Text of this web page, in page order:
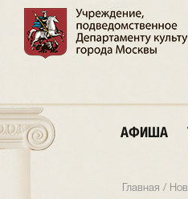
АФИША
Главная /